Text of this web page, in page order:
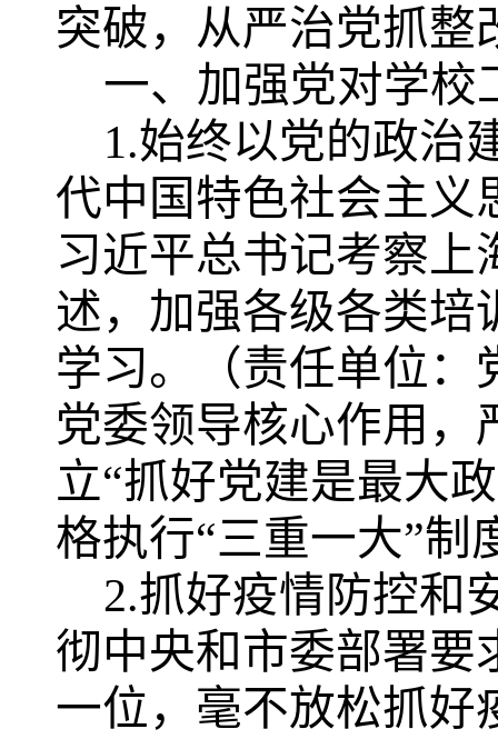
突破，从严治党抓整
一、加强党对学校
1.始终以党的政治
代中国特色社会主义
习近平总书记考察
述，加强各级各类
学习。（责任单位：
党委领导核心作用，
立“抓好党建是最大
格执行“三重一大”制
2.抓好疫情防控和
彻中央和市委部署要
一位，毫不放松抓好